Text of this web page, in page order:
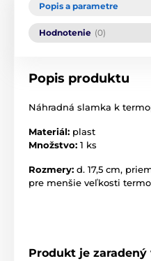
Popis a parametre
Hodnotenie (0)
Popis produktu
Náhradná slamka k
Materiál: plast
Množstvo: 1 ks
Rozmery: d. 17,5 cm,
pre menšie veľkosti
Produkt je